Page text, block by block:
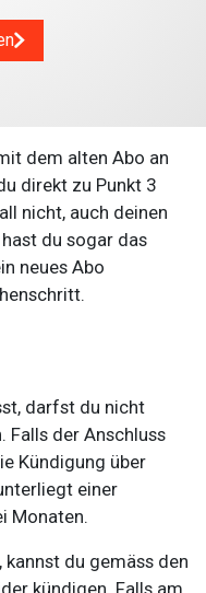
dem alten Abo an
direkt zu Punkt 3
nicht, auch deinen
du sogar das
neues Abo
darfst du nicht
Falls der Anschluss
Kündigung über
einer
Monaten.
du gemäss den